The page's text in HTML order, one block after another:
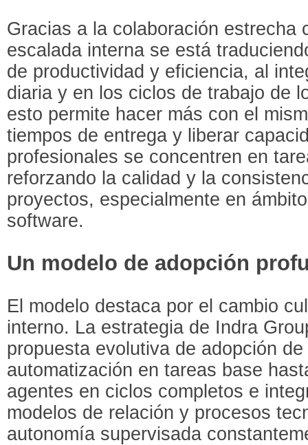
Gracias a la colaboración estrecha
escalada interna se está
de productividad y eficiencia, al
diaria y en los ciclos de trabajo de
esto permite hacer más con el
tiempos de entrega y liberar
profesionales se concentren en
reforzando la calidad y la
proyectos, especialmente en
software.
Un modelo de adopción
El modelo destaca por el cambio
interno. La estrategia de Indra
propuesta evolutiva de adopción
automatización en tareas base
agentes en ciclos completos e
modelos de relación y procesos
autonomía supervisada